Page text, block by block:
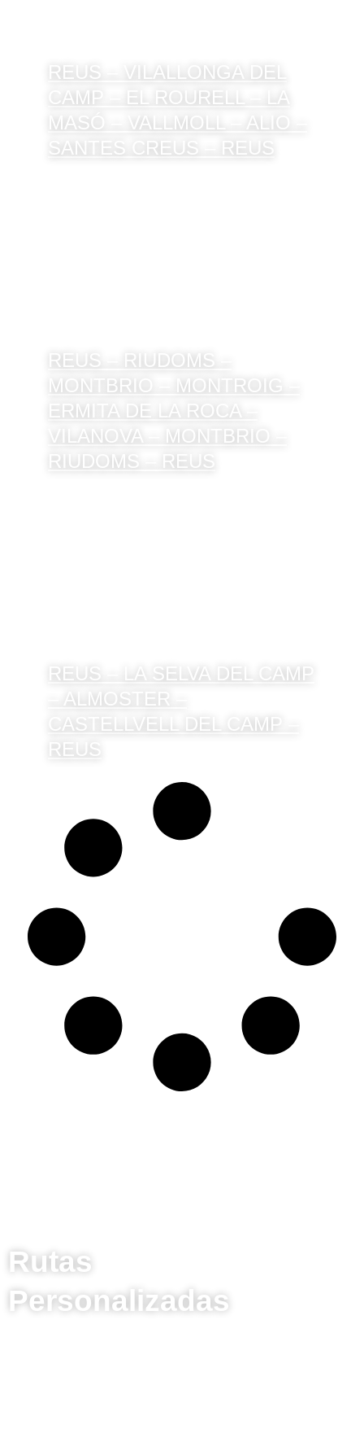
REUS – VILALLONGA DEL
CAMP – EL ROURELL – LA
MASÓ – VALLMOLL – ALIO –
SANTES CREUS – REUS
REUS – RIUDOMS –
MONTBRIO – MONTROIG –
ERMITA DE LA ROCA –
VILANOVA – MONTBRIO –
RIUDOMS – REUS
REUS – LA SELVA DEL CAMP
– ALMOSTER –
CASTELLVELL DEL CAMP –
REUS
Rutas
Personalizadas